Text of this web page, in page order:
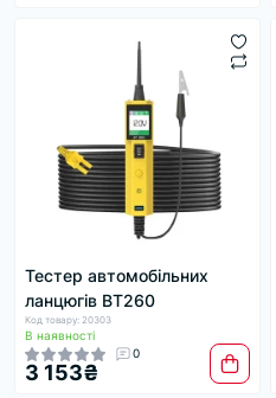
Тестер автомобільних
ланцюгів BT260
Код товару: 20303
В наявності
0
3 153₴